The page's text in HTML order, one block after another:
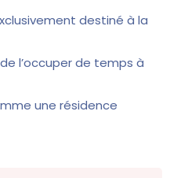
destiné à la
l’occuper de temps à
une résidence